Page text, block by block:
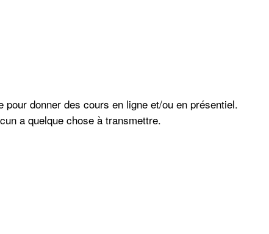
donner des cours en ligne et/ou en présentiel.
a quelque chose à transmettre.